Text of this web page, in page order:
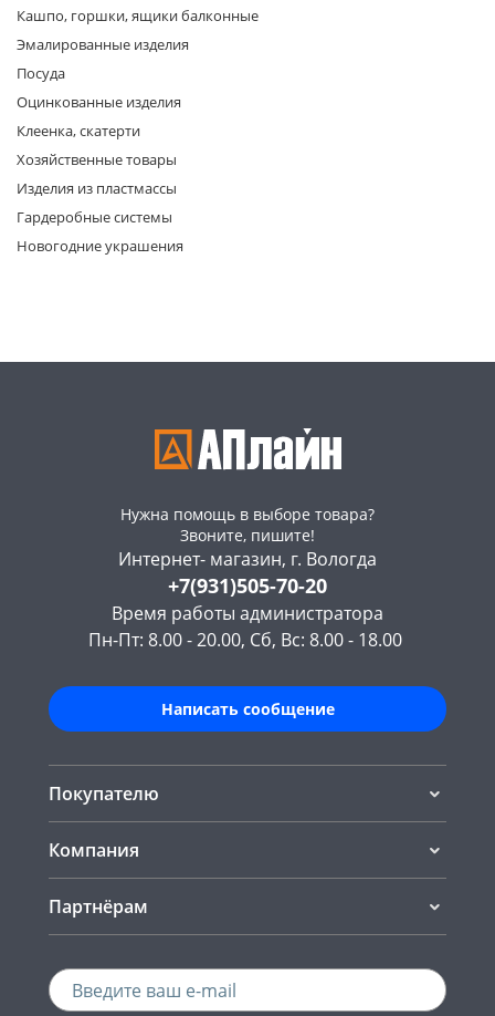
Кашпо, горшки, ящики балконные
Эмалированные изделия
Посуда
Оцинкованные изделия
Клеенка, скатерти
Хозяйственные товары
Изделия из пластмассы
Гардеробные системы
Новогодние украшения
Нужна помощь в выборе товара?
Звоните, пишите!
Интернет- магазин, г. Вологда
+7(931)505-70-20
Время работы администратора
Пн-Пт: 8.00 - 20.00, Сб, Вс: 8.00 - 18.00
Написать сообщение
Покупателю
Компания
Партнёрам